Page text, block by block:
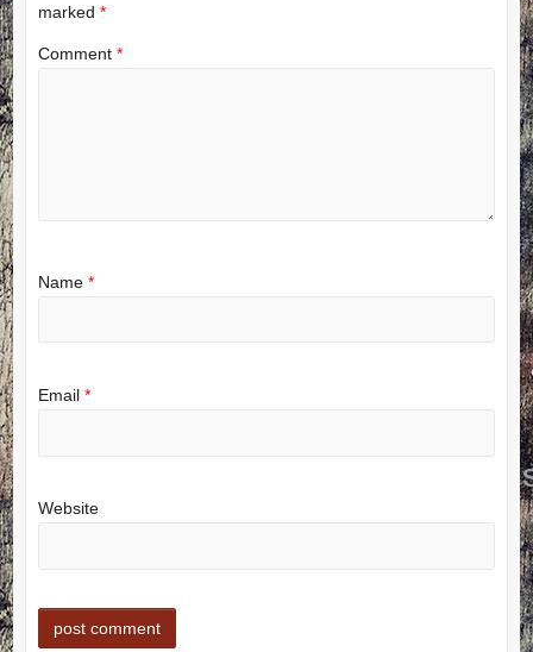
marked *
Comment *
Name *
Email *
Website